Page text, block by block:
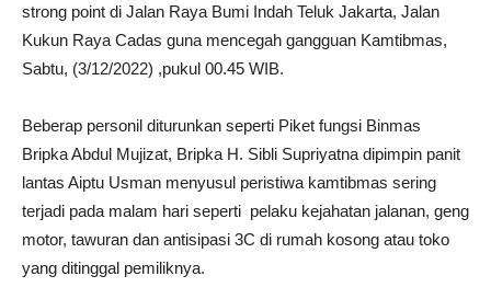
strong point di Jalan Raya Bumi Indah Teluk Jakarta, Jalan
Kukun Raya Cadas guna mencegah gangguan Kamtibmas,
Sabtu, (3/12/2022) ,pukul 00.45 WIB.
Beberap personil diturunkan seperti Piket fungsi Binmas
Bripka Abdul Mujizat, Bripka H. Sibli Supriyatna dipimpin panit
lantas Aiptu Usman menyusul peristiwa kamtibmas sering
terjadi pada malam hari seperti pelaku kejahatan jalanan, geng
motor, tawuran dan antisipasi 3C di rumah kosong atau toko
yang ditinggal pemiliknya.